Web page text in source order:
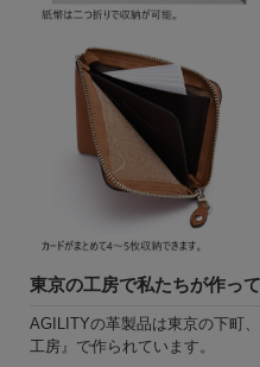
東京の工房で私たちが作っ
AGILITYの革製品は東京の下町
工房』で作られています。